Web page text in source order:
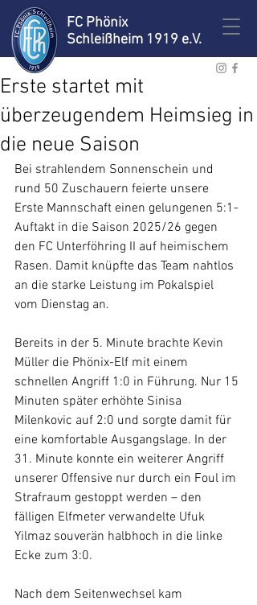
FC Phönix
Schleißheim 1919 e.V.
Erste startet mit
überzeugendem Heimsieg in
die neue Saison
Bei strahlendem Sonnenschein und
rund 50 Zuschauern feierte unsere
Erste Mannschaft einen gelungenen 5:1-
Auftakt in die Saison 2025/26 gegen
den FC Unterföhring II auf heimischem
Rasen. Damit knüpfte das Team nahtlos
an die starke Leistung im Pokalspiel
vom Dienstag an.
Bereits in der 5. Minute brachte Kevin
Müller die Phönix-Elf mit einem
schnellen Angriff 1:0 in Führung. Nur 15
Minuten später erhöhte Sinisa
Milenkovic auf 2:0 und sorgte damit für
eine komfortable Ausgangslage. In der
31. Minute konnte ein weiterer Angriff
unserer Offensive nur durch ein Foul im
Strafraum gestoppt werden – den
fälligen Elfmeter verwandelte Ufuk
Yilmaz souverän halbhoch in die linke
Ecke zum 3:0.
Nach dem Seitenwechsel kam